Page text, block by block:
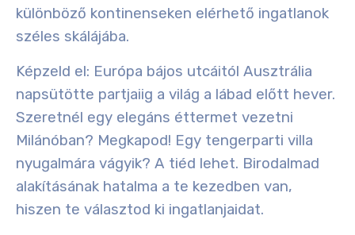
különböző kontinenseken elérhető ingatlanok
széles skálájába.
Képzeld el: Európa bájos utcáitól Ausztrália
napsütötte partjaiig a világ a lábad előtt hever.
Szeretnél egy elegáns éttermet vezetni
Milánóban? Megkapod! Egy tengerparti villa
nyugalmára vágyik? A tiéd lehet. Birodalmad
alakításának hatalma a te kezedben van,
hiszen te választod ki ingatlanjaidat.